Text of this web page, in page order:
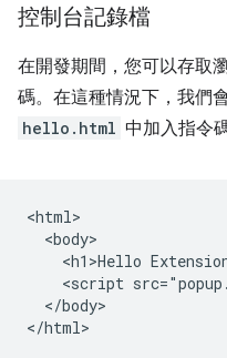
控制台記錄檔
在開發期間，您可以存取
碼。在這種情況下，我們
hello.html 中加入指令
<html>
  <body>
<h1>Hello
<script
  </body>